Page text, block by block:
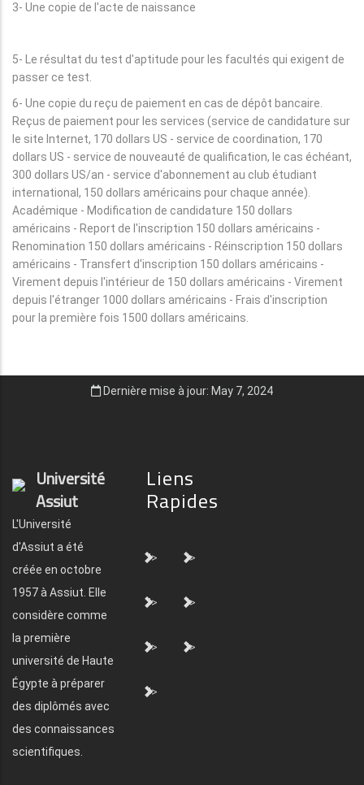
3- Une copie de l'acte de naissance
5- Le résultat du test d'aptitude pour les facultés qui exigent de
passer ce test.
6- Une copie du reçu de paiement en cas de dépôt bancaire.
Reçus de paiement pour les services (service de candidature sur
le site Internet, 170 dollars US - service de coordination, 170
dollars US - service de nouveauté de qualification, le cas échéant,
300 dollars US/an - service d'abonnement au club étudiant
international, 150 dollars américains pour chaque année).
Académique - Modification de candidature 150 dollars
américains - Report de l'inscription 150 dollars américains -
Renomination 150 dollars américains - Réinscription 150 dollars
américains - Transfert d'inscription 150 dollars américains -
Virement depuis l'intérieur de 150 dollars américains - Virement
depuis l'étranger 1000 dollars américains - Frais d'inscription
pour la première fois 1500 dollars américains.
Dernière mise à jour: May 7, 2024
Université
Assiut
L'Université
d'Assiut a été
créée en octobre
1957 à Assiut. Elle
considère comme
la première
université de Haute
Égypte à préparer
des diplômés avec
des connaissances
scientifiques.
Liens
Rapides
"> ">
"> ">
"> ">
">